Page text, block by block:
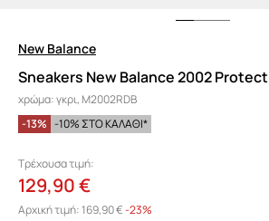
New Balance
Sneakers New Balance 2002
χρώμα: γκρι, M2002RDB
-13% -10% ΣΤΟ ΚΑΛΑΘΙ*
Τρέχουσα τιμή:
129,90 €
Αρχική τιμή:169,90 €-23%